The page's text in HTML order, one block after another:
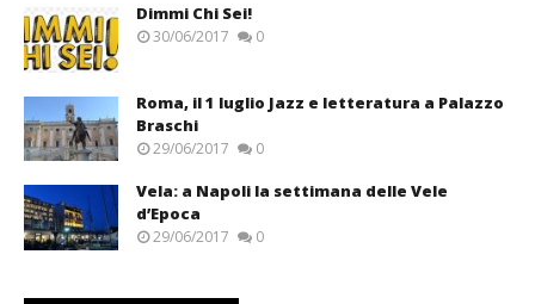
Dimmi Chi Sei!
30/06/2017 0
Roma, il 1 luglio Jazz e letteratura a Palazzo
Braschi
29/06/2017 0
Vela: a Napoli la settimana delle Vele
d’Epoca
29/06/2017 0